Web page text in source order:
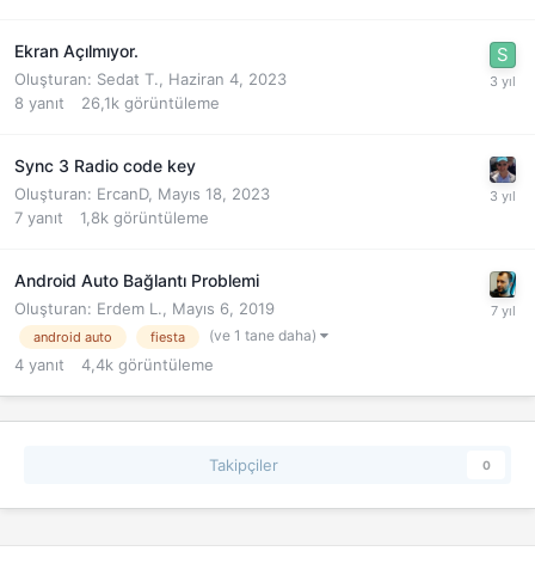
Ekran Açılmıyor.
Oluşturan: Sedat T.
Haziran 4, 2023
8 yanıt 26,1k görüntüleme
Sync 3 Radio code key
Oluşturan: ErcanD, Mayıs 18, 2023
7 yanıt 1,8k görüntüleme
Android Auto Bağlantı Problemi
Oluşturan: Erdem L. Mayıs 6, 2019
android auto fiesta (ve 1 tane daha)
4 yanıt 4,4k görüntüleme
Takipçiler 0